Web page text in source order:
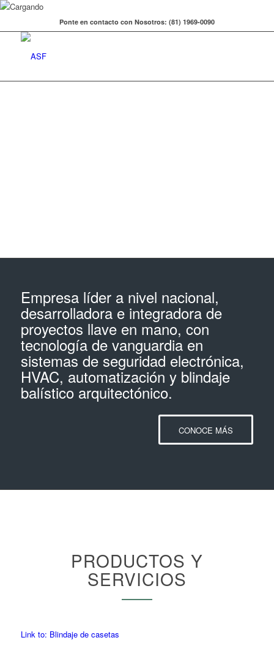
Ponte en contacto con Nosotros: (81) 1969-0090
Empresa líder a nivel nacional,
desarrolladora e integradora de
proyectos llave en mano, con
tecnología de vanguardia en
sistemas de seguridad electrónica,
HVAC, automatización y blindaje
balístico arquitectónico.
CONOCE MÁS
PRODUCTOS Y
SERVICIOS
Link to: Blindaje de casetas